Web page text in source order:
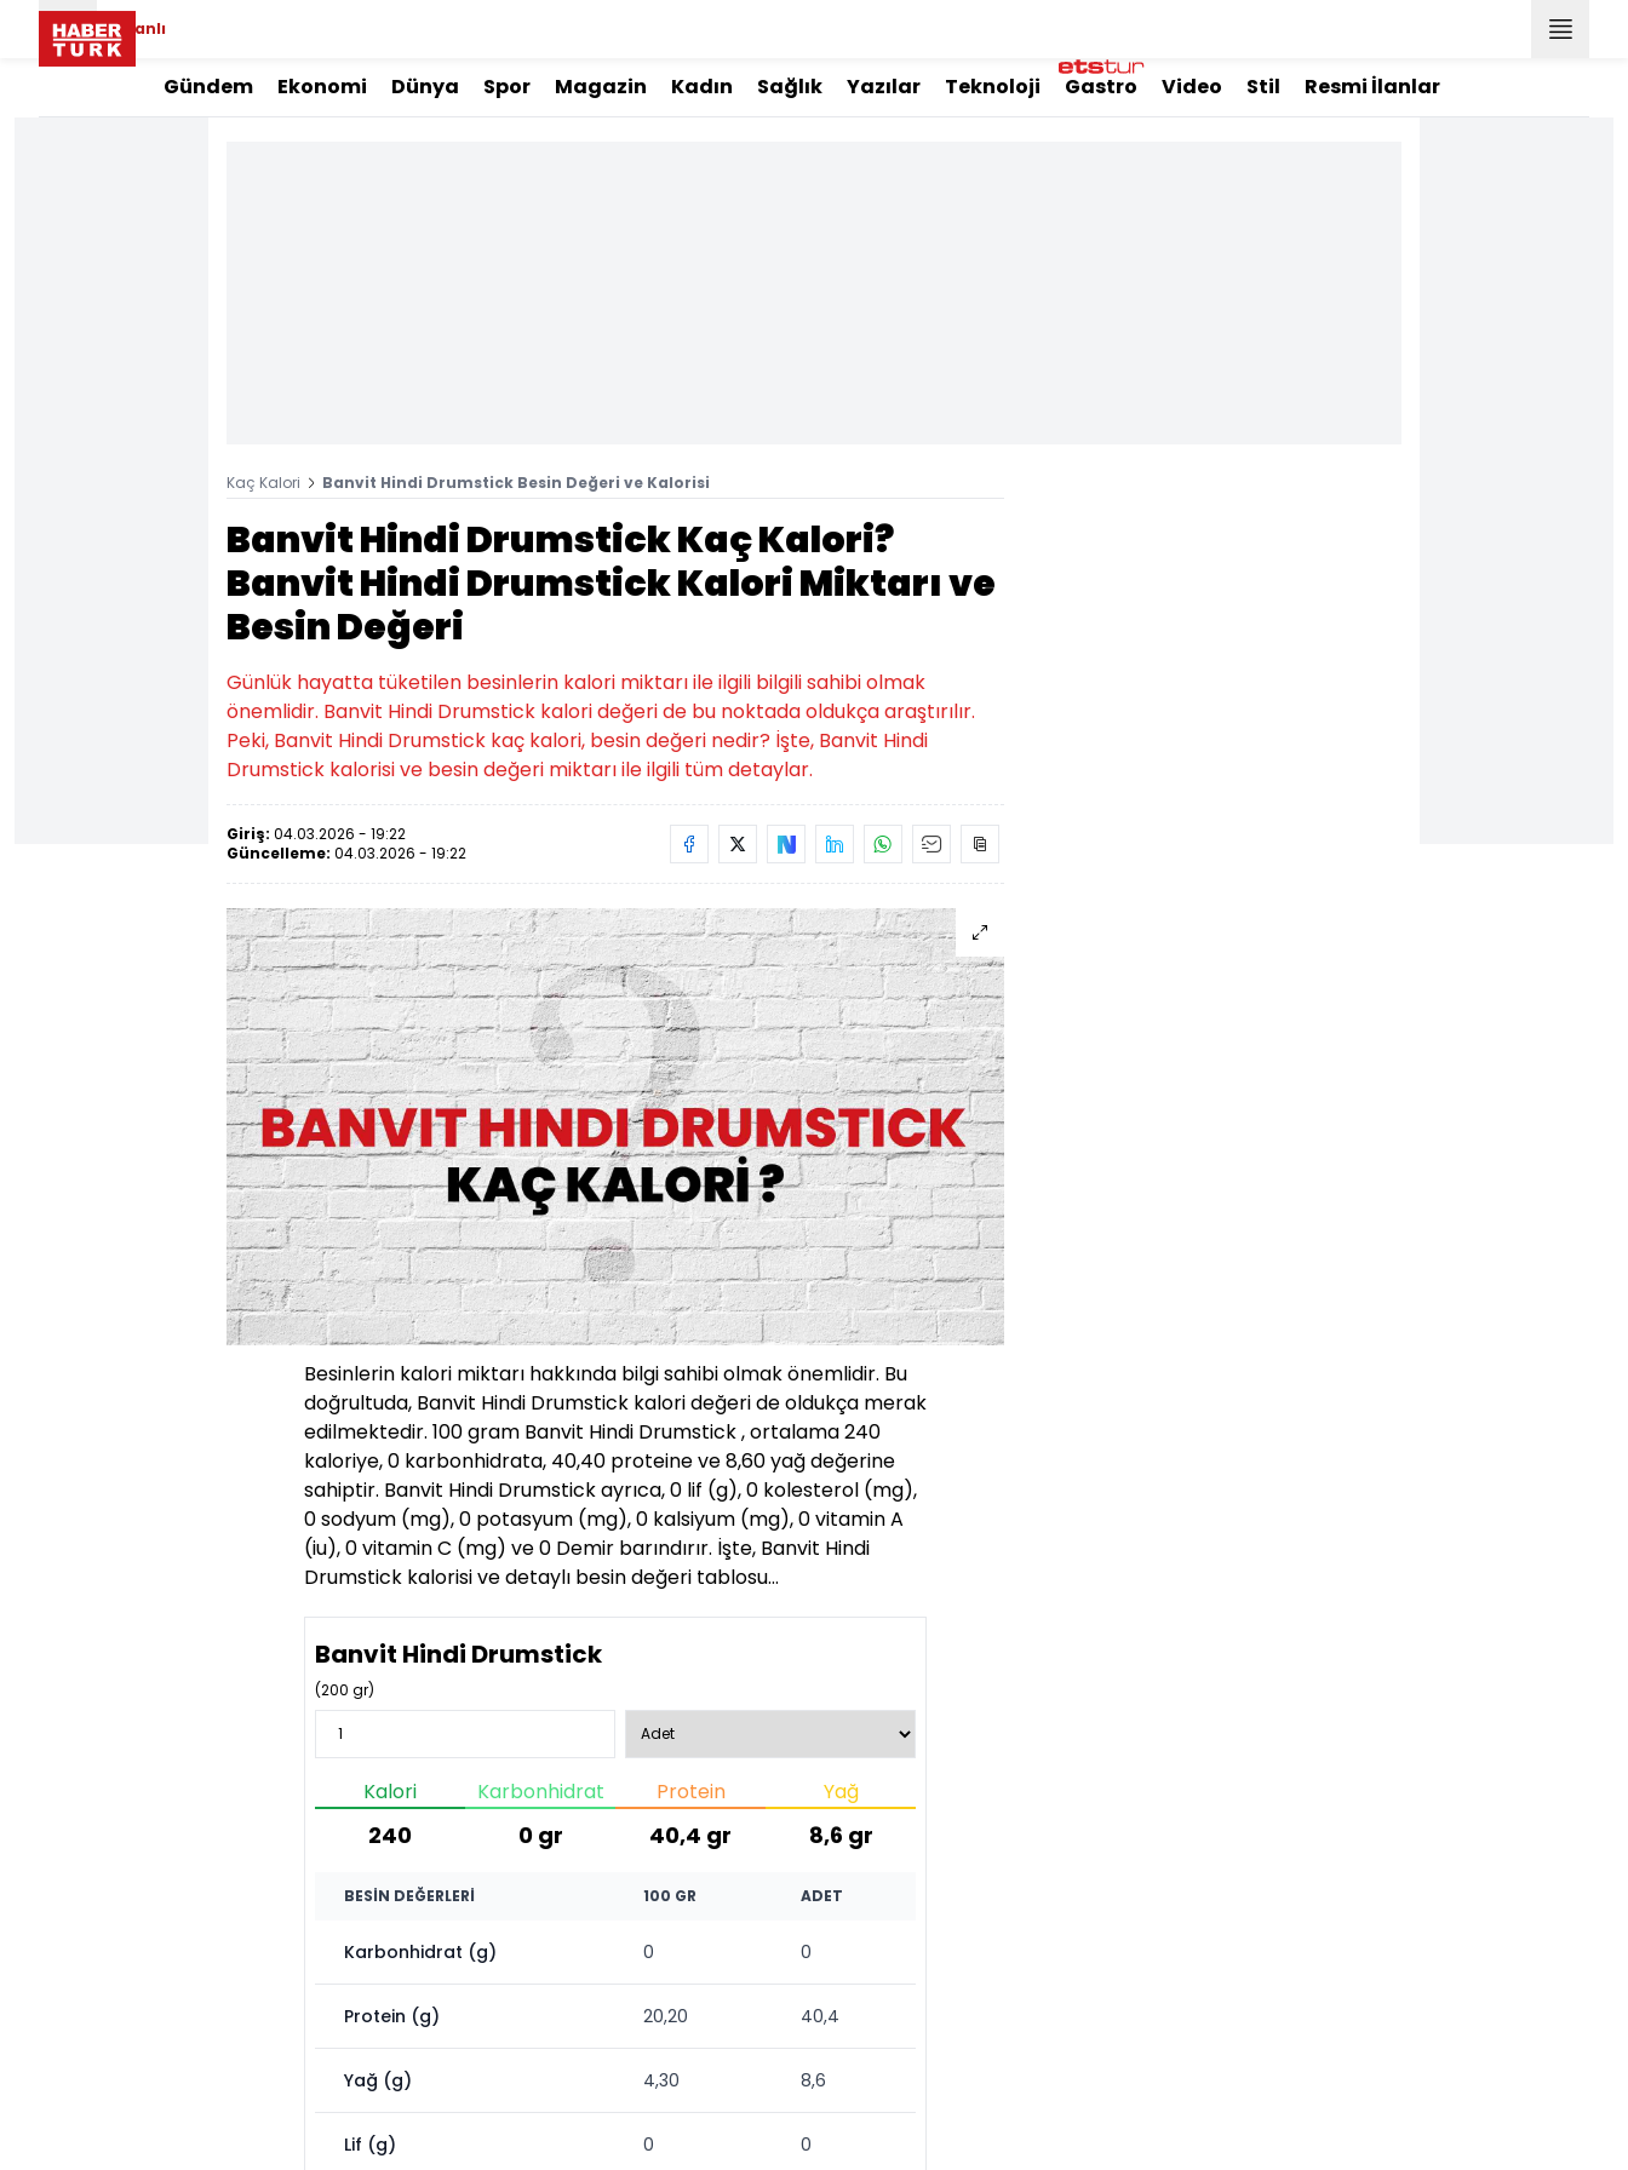
Canlı
Gündem Ekonomi Dünya Spor Magazin Kadın Sağlık Yazılar Teknoloji Gastro Video Stil Resmi İlanlar
Kaç Kalori Banvit Hindi Drumstick Besin Değeri ve Kalorisi
Banvit Hindi Drumstick Kaç Kalori?
Banvit Hindi Drumstick Kalori Miktarı ve
Besin Değeri
Günlük hayatta tüketilen besinlerin kalori miktarı ile ilgili bilgili sahibi olmak
önemlidir. Banvit Hindi Drumstick kalori değeri de bu noktada oldukça araştırılır.
Peki, Banvit Hindi Drumstick kaç kalori, besin değeri nedir? İşte, Banvit Hindi
Drumstick kalorisi ve besin değeri miktarı ile ilgili tüm detaylar.
Giriş: 04.03.2026 - 19:22
Güncelleme: 04.03.2026 - 19:22
Besinlerin kalori miktarı hakkında bilgi sahibi olmak önemlidir. Bu
doğrultuda, Banvit Hindi Drumstick kalori değeri de oldukça merak
edilmektedir. 100 gram Banvit Hindi Drumstick , ortalama 240
kaloriye, 0 karbonhidrata, 40,40 proteine ve 8,60 yağ değerine
sahiptir. Banvit Hindi Drumstick ayrıca, 0 lif (g), 0 kolesterol (mg),
0 sodyum (mg), 0 potasyum (mg), 0 kalsiyum (mg), 0 vitamin A
(iu), 0 vitamin C (mg) ve 0 Demir barındırır. İşte, Banvit Hindi
Drumstick kalorisi ve detaylı besin değeri tablosu…
Banvit Hindi Drumstick
(200 gr)
Kalori
240
Karbonhidrat
0gr
Protein
40,4 gr
Yağ
8,6 gr
BESIN DEĞERLERI 100 GR ADET
Karbonhidrat (g) 0 0
Protein (g) 20,20 40,4
Yağ (g) 4,30 8,6
Lif (g) 0 0